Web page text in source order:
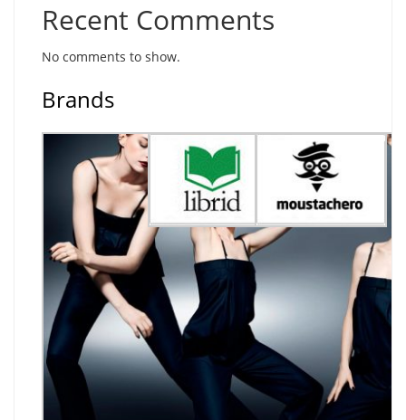
Recent Comments
No comments to show.
Brands